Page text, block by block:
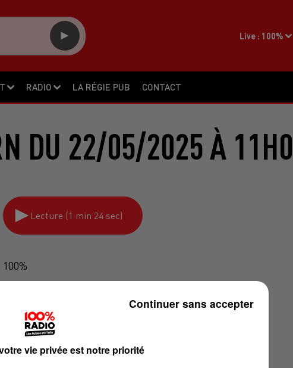
RADIO LA RÉGIE PUB CONTACT
Live : 100%
DU 22/05/2025 À
Lecture (1 min 24 sec)
100%
vie privée est notre priorité
Continuer sans accepter